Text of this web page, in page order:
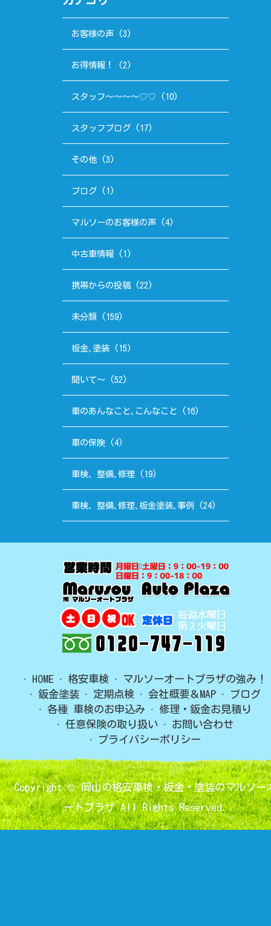
お客様の声(3)
お得情報！ (2)
スタッフ～～～～♡♡ (10)
スタッフブログ(17)
その他(3)
ブログ(1)
マルソーのお客様の声(4)
中古車情報(1)
携帯からの投稿(22)
未分類 (159)
板金､塗装(15)
聞いて～(52)
車のあんなこと､こんなこと (16)
車の保険(4)
車検、整備､修理 (19)
車検、整備､修理､板金塗装､事例 (24)
HOME 格安車検
マルソーオートプラザの強み！
鈑金塗装
定期点検 会社概要＆MAP
ブログ
各種 車検のお申込み
修理・鈑金お見積り
任意保険の取り扱い
お問い合わせ
プライバシーポリシー
Copyright ©岡山の格安車検・板金・塗装のマルソー
ートプラザAll Rights Reserved.